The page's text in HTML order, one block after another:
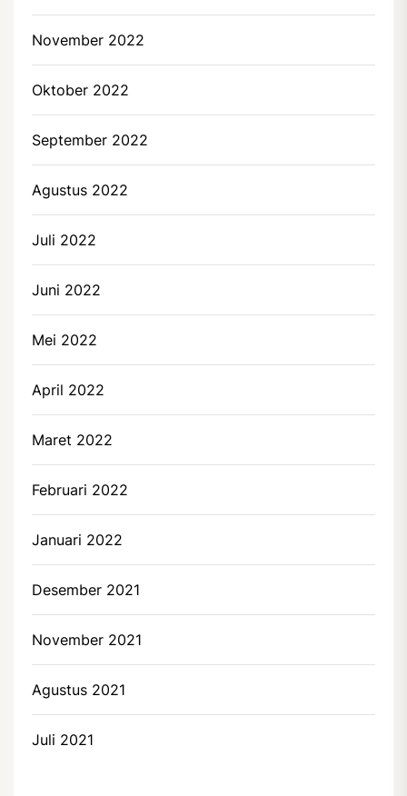
November 2022
Oktober 2022
September 2022
Agustus 2022
Juli 2022
Juni 2022
Mei 2022
April 2022
Maret 2022
Februari 2022
Januari 2022
Desember 2021
November 2021
Agustus 2021
Juli 2021